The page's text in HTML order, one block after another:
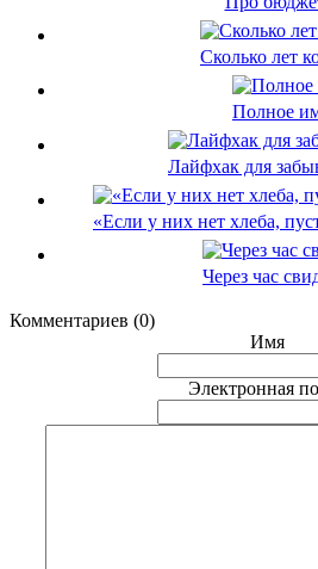
Сколько лет
Полное
Лайфхак для
«Если у них нет хлеба,
Через час
Комментариев (0)
Имя
Электронная